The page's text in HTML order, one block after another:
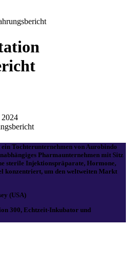
ein Tochterunternehmen von Aurobindo
Pharmaunternehmen mit Sitz
sterile Injektionspräparate, Hormone,
konzentriert, um den weltweiten Markt
(USA)
300, Echtzeit-Inkubator und